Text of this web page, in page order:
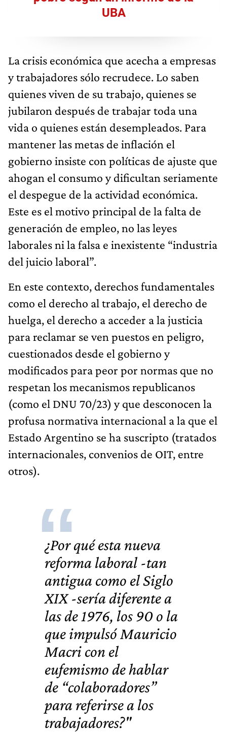
UBA
La crisis económica que acecha a empresas
y trabajadores sólo recrudece. Lo saben
quienes viven de su trabajo, quienes se
jubilaron después de trabajar toda una
vida o quienes están desempleados. Para
mantener las metas de inflación el
gobierno insiste con políticas de ajuste que
ahogan el consumo y dificultan seriamente
el despegue de la actividad económica.
Este es el motivo principal de la falta de
generación de empleo, no las leyes
laborales ni la falsa e inexistente “industria
del juicio laboral”.
En este contexto, derechos fundamentales
como el derecho al trabajo, el derecho de
huelga, el derecho a acceder a la justicia
para reclamar se ven puestos en peligro,
cuestionados desde el gobierno y
modificados para peor por normas que no
respetan los mecanismos republicanos
(como el DNU 70/23) y que desconocen la
profusa normativa internacional a la que el
Estado Argentino se ha suscripto (tratados
internacionales, convenios de OIT, entre
otros).
¿Por qué esta nueva
reforma laboral -tan
antigua como el Siglo
XIX -sería diferente a
las de 1976, los 90 o la
que impulsó Mauricio
Macricon el
eufemismo de hablar
de “colaboradores”
para referirse a los
trabajadores?"